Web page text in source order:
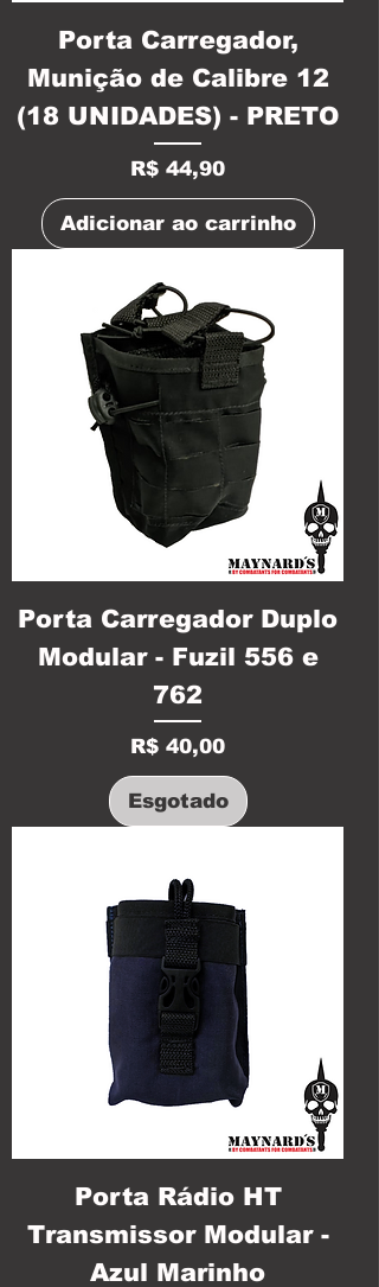
Porta Carregador,
Munição de Calibre 12
(18 UNIDADES) - PRETO
Preço
R$ 44,90
Adicionar ao carrinho
Porta Carregador Duplo
Modular - Fuzil 556 e
762
Preço
R$ 40,00
Esgotado
Porta Rádio HT
Transmissor Modular -
Azul Marinho